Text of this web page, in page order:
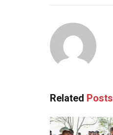
Related Posts